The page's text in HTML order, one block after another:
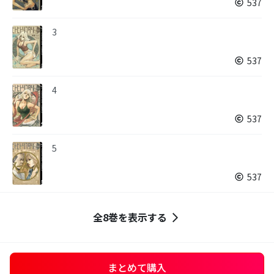
537
3
537
4
537
5
537
全8巻を表示する
まとめて購入